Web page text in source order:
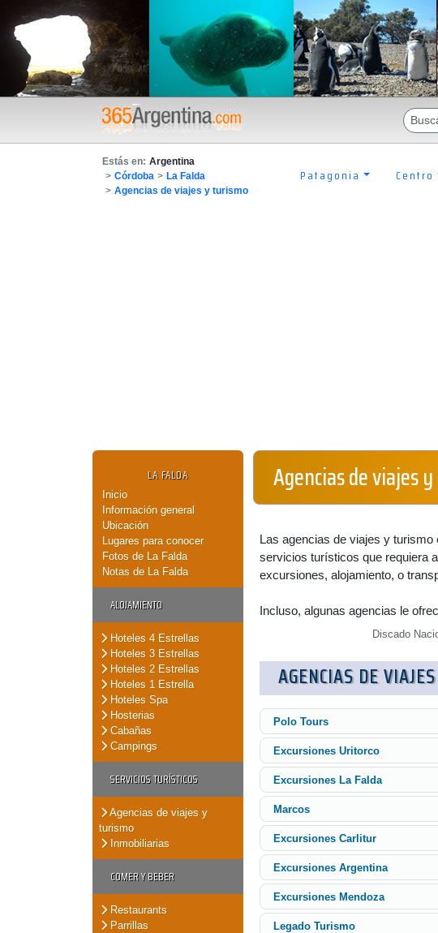
Estás en: Argentina
> Córdoba > La Falda
> Agencias de viajes y turismo
Patagonia Centro
LA FALDA
Inicio
Información general
Ubicación
Lugares para conocer
Fotos de La Falda
Notas de La Falda
ALOJAMIENTO
Hoteles 4 Estrellas
Hoteles 3 Estrellas
Hoteles 2 Estrellas
Hoteles 1 Estrella
Hoteles Spa
Hosterias
Cabañas
Campings
SERVICIOS TURÍSTICOS
Agencias de viajes y
turismo
Inmobiliarias
COMER Y BEBER
Restaurants
Parrillas
Agencias de viajes
Las agencias de viajes y turismo
servicios turísticos que requiera
excursiones, alojamiento, o
Incluso, algunas agencias le
Discado
AGENCIAS DE
Polo Tours
Excursiones Uritorco
Excursiones La Falda
Marcos
Excursiones Carlitur
Excursiones Argentina
Excursiones Mendoza
Legado Turismo